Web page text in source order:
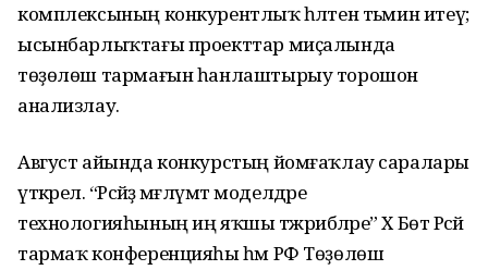
комплексының конкурентлыҡ һәләтен тәьмин итеү;
ысынбарлыҡтағы проекттар миҫалында
төҙөлөш тармағын һанлаштырыу торошон
анализлау.
Август айында конкурстың йомғаҡлау саралары
үткәрелә. “Рәсәйҙә мәғлүмәт моделдәре
технологияһының иң яҡшы тәжрибәләре” Х Бөтә Рәсәй
тармаҡ конференцияһы һәм РФ Төҙөлөш